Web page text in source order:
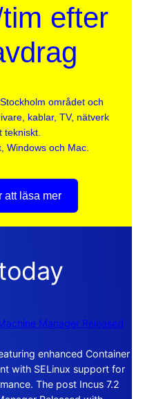
efter
området och
kablar, TV, nätverk
tekniskt.
Windows och Mac.
att läsa mer
Manager Released
enhanced Container
with SELinux support for
The post Incus 7.2